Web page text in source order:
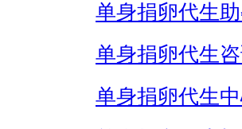
单身捐卵代生
单身捐卵代生
单身捐卵代生